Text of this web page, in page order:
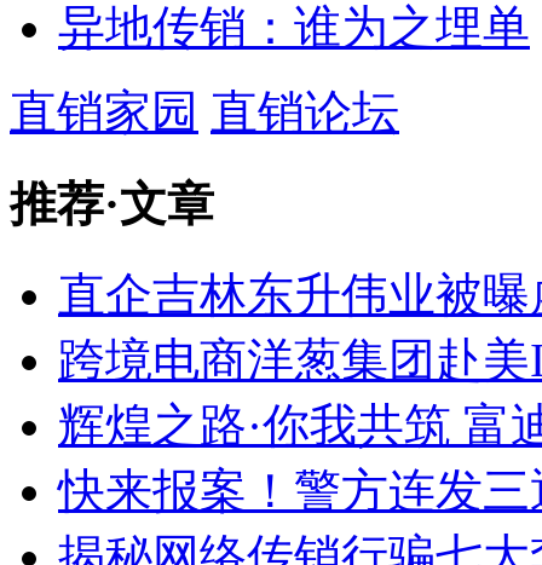
异地传销：谁为之埋单
直销家园 直销论坛
推荐·文章
直企吉林东升伟业被
跨境电商洋葱集团赴
辉煌之路·你我共筑 富
快来报案！警方连发